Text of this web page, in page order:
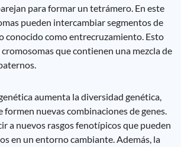
para formar un tetrámero. En este
pueden intercambiar segmentos de
conocido como entrecruzamiento. Esto
que contienen una mezcla de
aumenta la diversidad genética,
formen nuevas combinaciones de genes.
a nuevos rasgos fenotípicos que pueden
en un entorno cambiante. Además, la